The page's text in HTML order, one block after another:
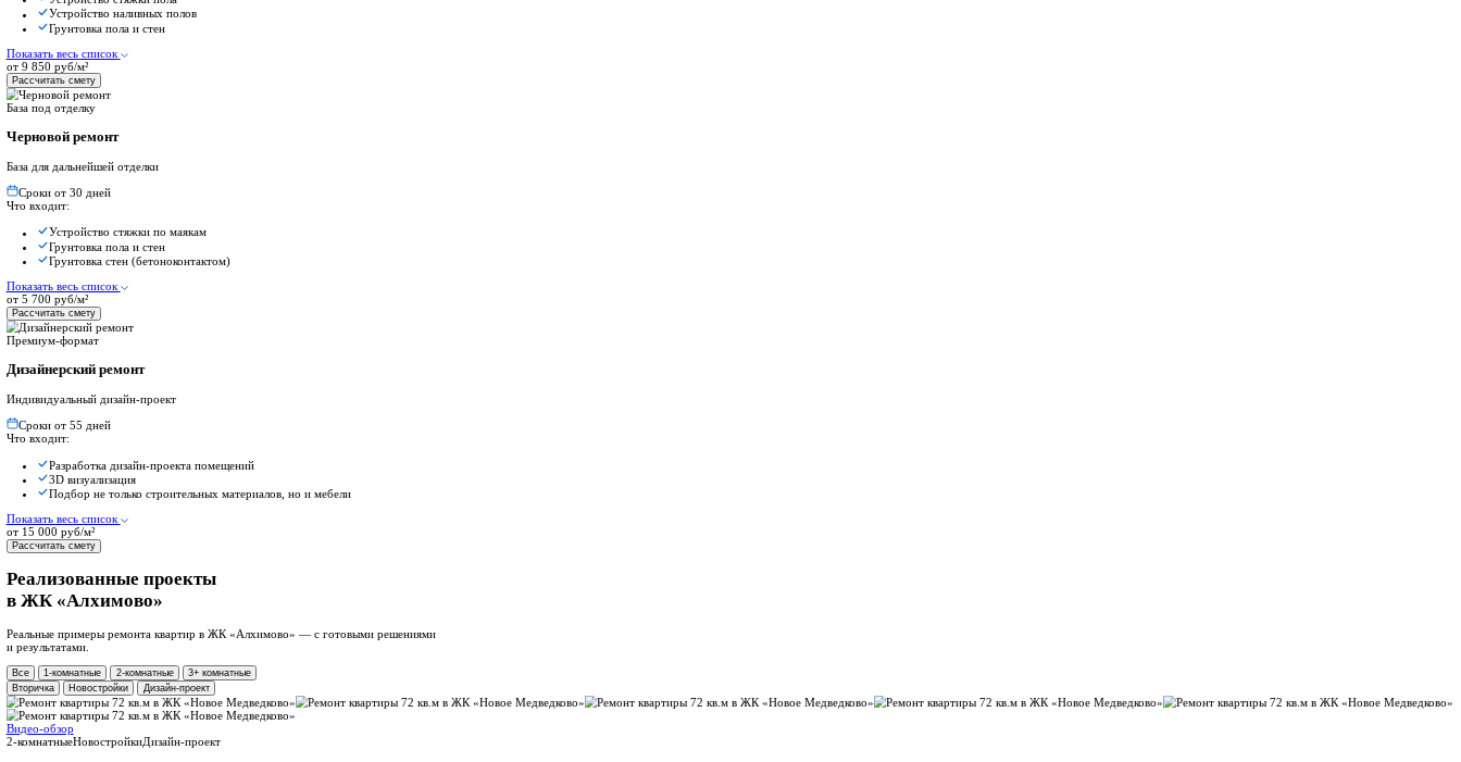
Активно сотрудничаем с компанией-застройщиком в ЖК «Алхимово». Знаем все нюансы ремонта выполненного в этих домах, берем на себя все вопросы взаимодействия с инженерным
Главная
Ремонт квартиры в ЖК Алхимово
Класс:Комфорт
Срок сдачи:Сдан
Этажей:
Активно сотрудничаем с компанией-застройщиком в ЖК «Алхимово». Знаем все нюансы ремонта выполненного в этих домах, берем на себя все вопросы взаимодействия с инженерным
О проекте:
«Алхимово» — жилой комплекс в Новой Москве, в 16 км от МКАД. Его выбирают за близость к лесопарку и реке Десне, зеленую территорию, собственную действующую инфраструктуру, а
Стоимость ремонта
Выбирайте подходящий вариант и рассчитайте примерную смету прямо сейчас - точную стоимость скажем после бесплатного замера вашей квартиры.
Для новостроек
Чистовая отделка
Сроки от 35 дней
Что входит:
Укладка ламината
Монтаж плинтусов
Оклейка стен обоями